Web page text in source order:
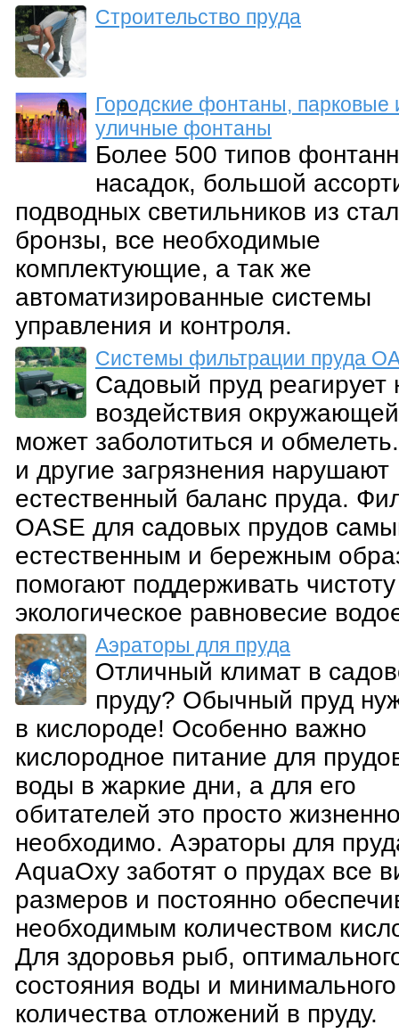
Строительство пруда
Городские фонтаны, парковые
уличные фонтаны
Более 500 типов
насадок, большой
подводных светильников из
бронзы, все необходимые
комплектующие, а так же
автоматизированные системы
управления и контроля.
Системы фильтрации пруда
Садовый пруд реагирует
воздействия
может заболотиться и
и другие загрязнения нарушают
естественный баланс пруда.
OASE для садовых прудов
естественным и бережным
помогают поддерживать
экологическое равновесие
Аэраторы для пруда
Отличный климат в
пруду? Обычный пруд
в кислороде! Особенно важно
кислородное питание для
воды в жаркие дни, а для его
обитателей это просто
необходимо. Аэраторы для
AquaOxy заботят о прудах все
размеров и постоянно
необходимым количеством
Для здоровья рыб,
состояния воды и минимального
количества отложений в пруду.